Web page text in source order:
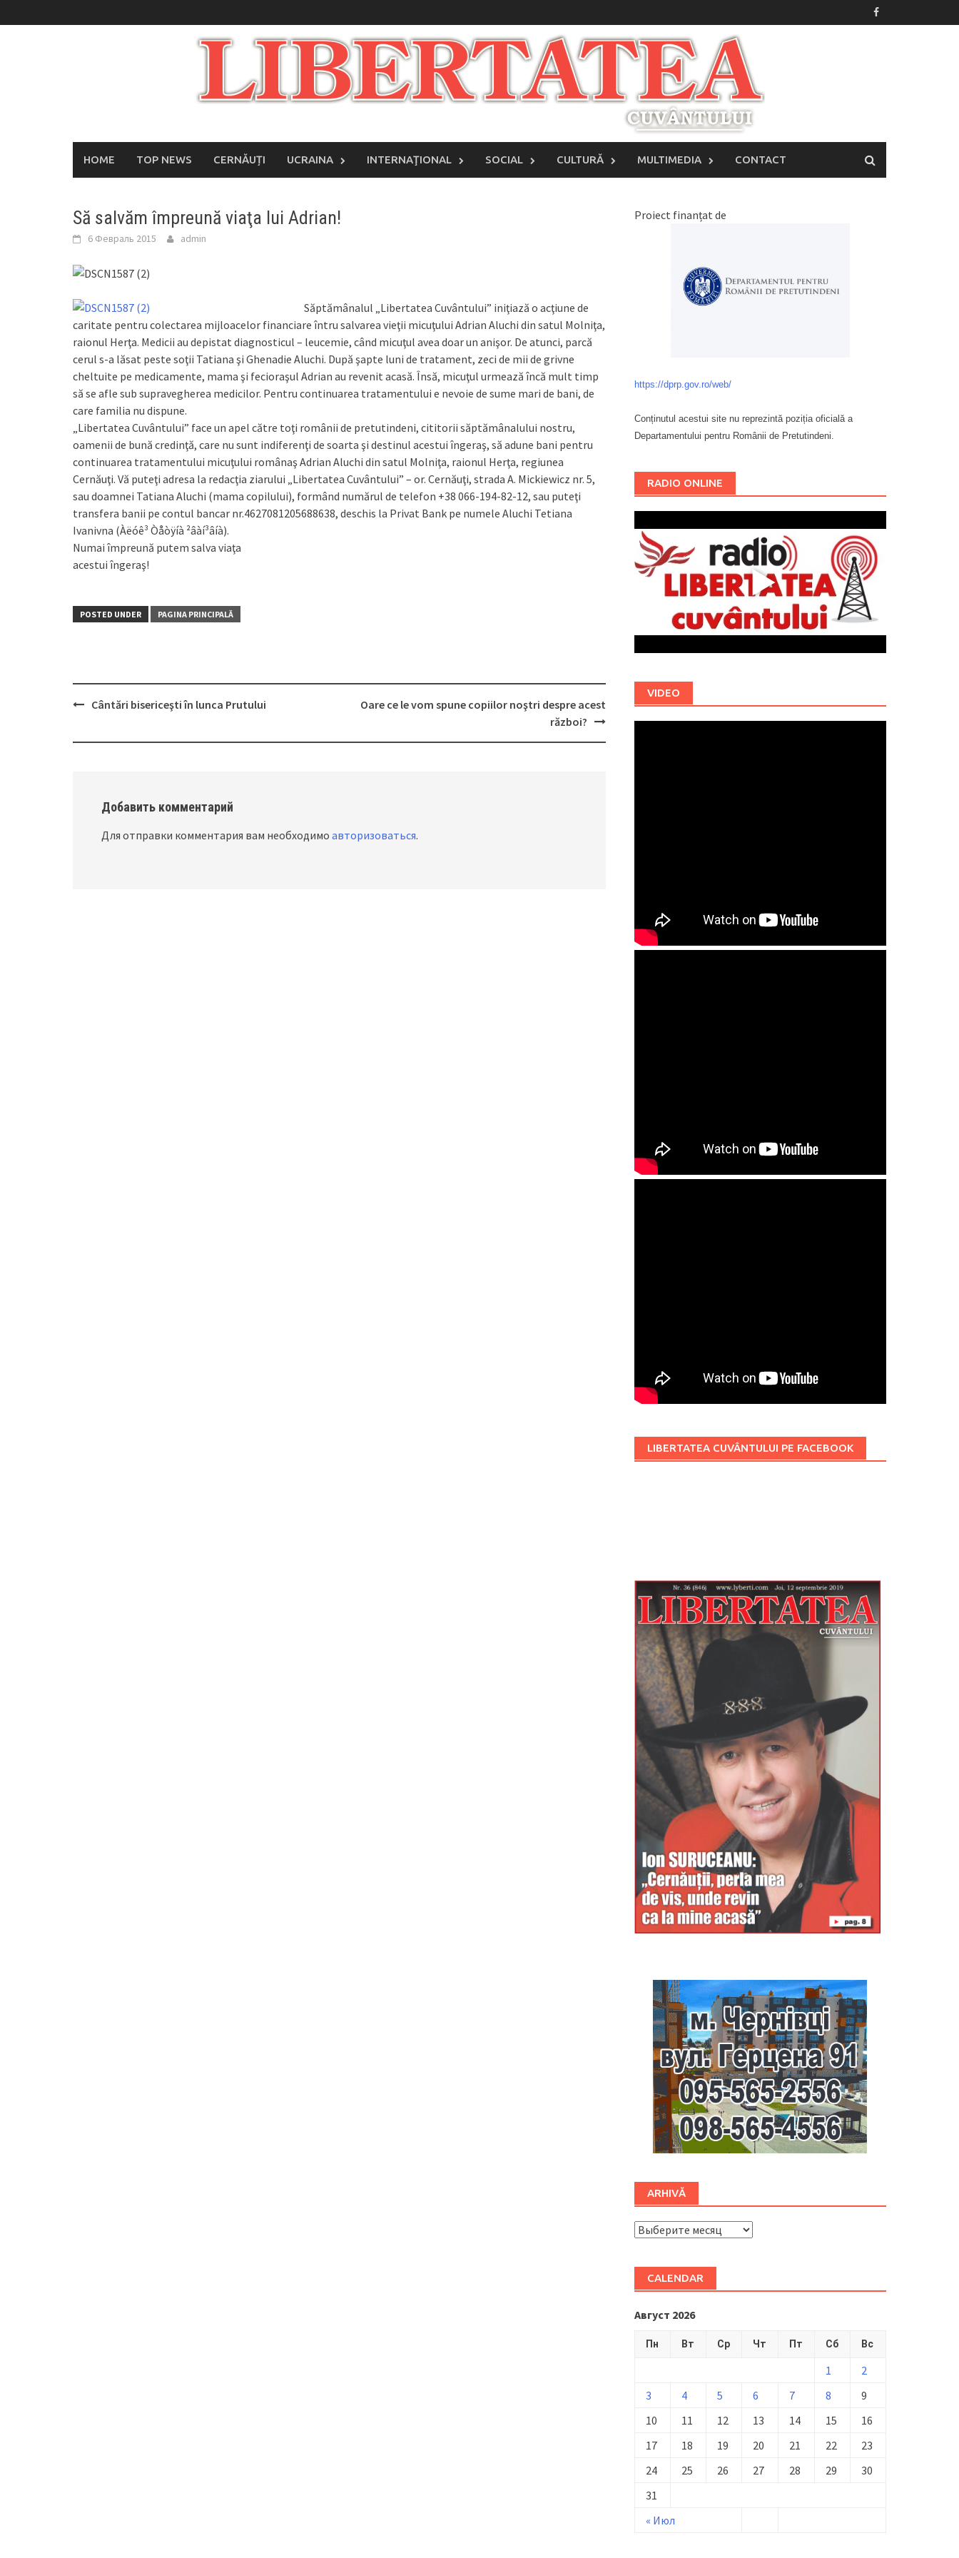
to
HOME TOP NEWS CERNĂUȚI UCRAINA INTERNAŢIONAL SOCIAL CULTURĂ MULTIMEDIA CONTACT
Să salvăm împreună viaţa lui Adrian!
6 Февраль 2015 admin
Săptămânalul „Libertatea Cuvântului” iniţiază o acţiune de
caritate pentru colectarea mijloacelor financiare întru salvarea vieţii micuţului Adrian Aluchi din satul Molniţa,
raionul Herţa. Medicii au depistat diagnosticul – leucemie, când micuţul avea doar un anişor. De atunci, parcă
cerul s-a lăsat peste soţii Tatiana şi Ghenadie Aluchi. După şapte luni de tratament, zeci de mii de grivne
cheltuite pe medicamente, mama şi fecioraşul Adrian au revenit acasă. Însă, micuţul urmează încă mult timp
să se afle sub supravegherea medicilor. Pentru continuarea tratamentului e nevoie de sume mari de bani, de
care familia nu dispune.
„Libertatea Cuvântului” face un apel către toţi românii de pretutindeni, cititorii săptămânalului nostru,
oamenii de bună credinţă, care nu sunt indiferenţi de soarta şi destinul acestui îngeraş, să adune bani pentru
continuarea tratamentului micuţului românaş Adrian Aluchi din satul Molniţa, raionul Herţa, regiunea
Cernăuţi. Vă puteţi adresa la redacţia ziarului „Libertatea Cuvântului” – or. Cernăuţi, strada A. Mickiewicz nr. 5,
sau doamnei Tatiana Aluchi (mama copilului), formând numărul de telefon +38 066-194-82-12, sau puteţi
transfera banii pe contul bancar nr.4627081205688638, deschis la Privat Bank pe numele Aluchi Tetiana
Ivanivna (Àëóê³ Òåòÿíà ²âàí³âíà).
Numai împreună putem salva viaţa
acestui îngeraş!
POSTED UNDER PAGINA PRINCIPALĂ
navigation
Cântări bisericeşti în lunca Prutului
Oare ce le vom spune copiilor noştri despre acest
război?
Добавить комментарий
Для отправки комментария вам необходимо авторизоваться.
Proiect finanțat de
https://dprp.gov.ro/web/
Conținutul acestui site nu reprezintă poziția oficială a
Departamentului pentru Românii de Pretutindeni.
RADIO ONLINE
VIDEO
LIBERTATEA CUVÂNTULUI PE FACEBOOK
ARHIVĂ
ARHIVĂ
CALENDAR
Август 2026
Пн Вт Ср Чт Пт Сб Вс
« Июл
1
2
3
4 5 6 7 8
9
10
11 12 13 14 15
16
17
18 19 20 21 22
23
24
25 26 27 28 29
30
31